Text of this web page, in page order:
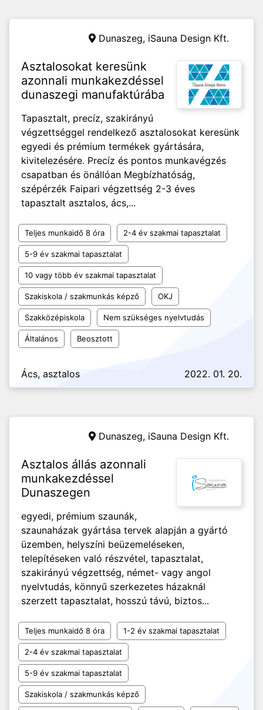
Dunaszeg, iSauna Design Kft.
Asztalosokat keresünk
azonnali munkakezdéssel
dunaszegi manufaktúrába
Tapasztalt, precíz, szakirányú
végzettséggel rendelkező asztalosokat keresünk
egyedi és prémium termékek gyártására,
kivitelezésére. Precíz és pontos munkavégzés
csapatban és önállóan Megbízhatóság,
szépérzék Faipari végzettség 2-3 éves
tapasztalt asztalos, ács,...
Teljes munkaidő 8 óra 2-4 év szakmai tapasztalat
5-9 év szakmai tapasztalat
10 vagy több év szakmai tapasztalat
Szakiskola / szakmunkás képző OKJ
Szakközépiskola Nem szükséges nyelvtudás
Általános Beosztott
Ács, asztalos 2022. 01. 20.
Dunaszeg, iSauna Design Kft.
Asztalos állás azonnali
munkakezdéssel
Dunaszegen
egyedi, prémium szaunák,
szaunaházak gyártása tervek alapján a gyártó
üzemben, helyszíni beüzemeléseken,
telepítéseken való részvétel, tapasztalat,
szakirányú végzettség, német- vagy angol
nyelvtudás, könnyű szerkezetes házaknál
szerzett tapasztalat, hosszú távú, biztos...
Teljes munkaidő 8 óra 1-2 év szakmai tapasztalat
2-4 év szakmai tapasztalat
5-9 év szakmai tapasztalat
Szakiskola / szakmunkás képző